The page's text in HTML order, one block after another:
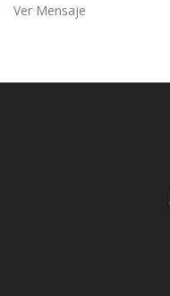
Ver Mensaje